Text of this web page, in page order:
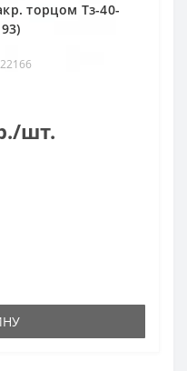
торцом Тз-40-
шт.